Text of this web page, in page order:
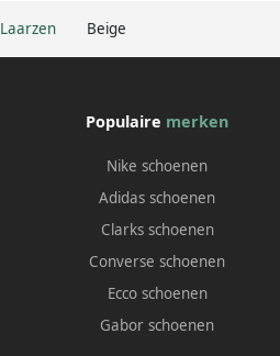
Laarzen Beige
Populaire merken
Nike schoenen
Adidas schoenen
Clarks schoenen
Converse schoenen
Ecco schoenen
Gabor schoenen